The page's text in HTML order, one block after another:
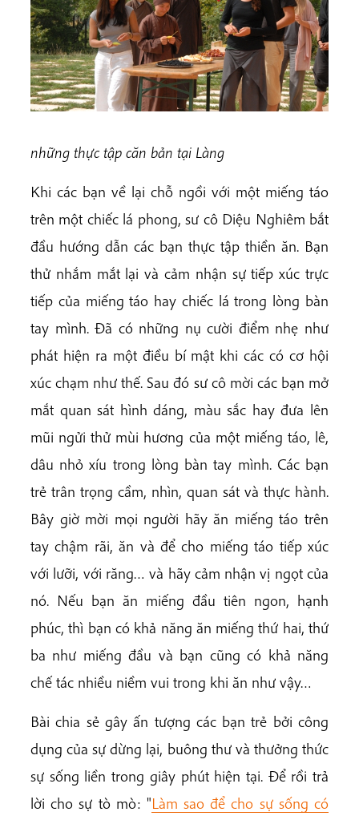
những thực tập căn bản tại Làng
Khi các bạn về lại chỗ ngồi với một miếng táo
trên một chiếc lá phong, sư cô Diệu Nghiêm bắt
đầu hướng dẫn các bạn thực tập thiền ăn. Bạn
thử nhắm mắt lại và cảm nhận sự tiếp xúc trực
tiếp của miếng táo hay chiếc lá trong lòng bàn
tay mình. Đã có những nụ cười điểm nhẹ như
phát hiện ra một điều bí mật khi các có cơ hội
xúc chạm như thế. Sau đó sư cô mời các bạn mở
mắt quan sát hình dáng, màu sắc hay đưa lên
mũi ngửi thử mùi hương của một miếng táo, lê,
dâu nhỏ xíu trong lòng bàn tay mình. Các bạn
trẻ trân trọng cầm, nhìn, quan sát và thực hành.
Bây giờ mời mọi người hãy ăn miếng táo trên
tay chậm rãi, ăn và để cho miếng táo tiếp xúc
với lưỡi, với răng… và hãy cảm nhận vị ngọt của
nó. Nếu bạn ăn miếng đầu tiên ngon, hạnh
phúc, thì bạn có khả năng ăn miếng thứ hai, thứ
ba như miếng đầu và bạn cũng có khả năng
chế tác nhiều niềm vui trong khi ăn như vậy…
Bài chia sẻ gây ấn tượng các bạn trẻ bởi công
dụng của sự dừng lại, buông thư và thưởng thức
sự sống liền trong giây phút hiện tại. Để rồi trả
lời cho sự tò mò: "Làm sao để cho sự sống có